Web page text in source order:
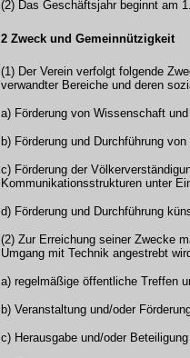
(2) Das Geschäftsjahr beginnt am
2 Zweck und Gemeinnützigkeit
(1) Der Verein verfolgt folgende
verwandter Bereiche und deren
a) Förderung von Wissenschaft
b) Förderung und Durchführung
c) Förderung der
Kommunikationsstrukturen unter
d) Förderung und Durchführung
(2) Zur Erreichung seiner Zwecke
Umgang mit Technik angestrebt
a) regelmäßige öffentliche Treffen
b) Veranstaltung und/oder
c) Herausgabe und/oder